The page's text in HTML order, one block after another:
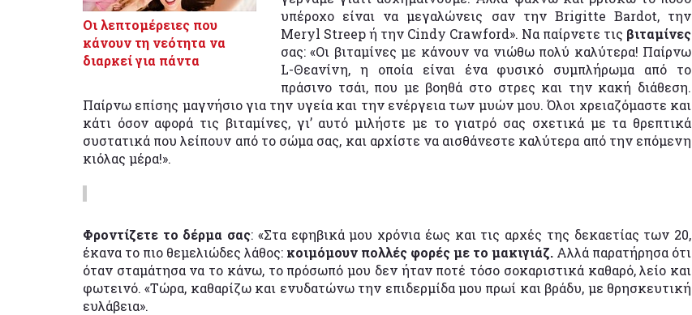
Οι λεπτομέρειες που
κάνουν τη νεότητα να
διαρκεί για πάντα
υπέροχο είναι να μεγαλώνεις σαν την Brigitte Bardot, την
Meryl Streep ή την Cindy Crawford». Να παίρνετε τις βιταμίνες
σας: «Οι βιταμίνες με κάνουν να νιώθω πολύ καλύτερα! Παίρνω
L-Θεανίνη, η οποία είναι ένα φυσικό συμπλήρωμα από το
πράσινο τσάι, που με βοηθά στο στρες και την κακή διάθεση.
Παίρνω επίσης μαγνήσιο για την υγεία και την ενέργεια των μυών μου. Όλοι χρειαζόμαστε και
κάτι όσον αφορά τις βιταμίνες, γι’ αυτό μιλήστε με το γιατρό σας σχετικά με τα θρεπτικά
συστατικά που λείπουν από το σώμα σας, και αρχίστε να αισθάνεστε καλύτερα από την επόμενη
κιόλας μέρα!».
Φροντίζετε το δέρμα σας: «Στα εφηβικά μου χρόνια έως και τις αρχές της δεκαετίας των 20,
έκανα το πιο θεμελιώδες λάθος: κοιμόμουν πολλές φορές με το μακιγιάζ. Αλλά παρατήρησα ότι
όταν σταμάτησα να το κάνω, το πρόσωπό μου δεν ήταν ποτέ τόσο σοκαριστικά καθαρό, λείο και
φωτεινό. «Τώρα, καθαρίζω και ενυδατώνω την επιδερμίδα μου πρωί και βράδυ, με θρησκευτική
ευλάβεια».